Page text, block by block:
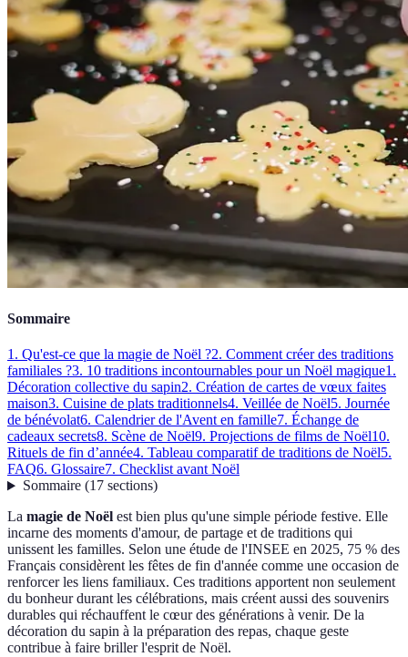
Sommaire
1. Qu'est-ce que la magie de Noël ?2. Comment créer des traditions
familiales ?3. 10 traditions incontournables pour un Noël magique1.
Décoration collective du sapin2. Création de cartes de vœux faites
maison3. Cuisine de plats traditionnels4. Veillée de Noël5. Journée
de bénévolat6. Calendrier de l'Avent en famille7. Échange de
cadeaux secrets8. Scène de Noël9. Projections de films de Noël10.
Rituels de fin d’année4. Tableau comparatif de traditions de Noël5.
FAQ6. Glossaire7. Checklist avant Noël
Sommaire(17 sections)
La magie de Noël est bien plus qu'une simple période festive. Elle
incarne des moments d'amour, de partage et de traditions qui
unissent les familles. Selon une étude de l'INSEE en 2025, 75 % des
Français considèrent les fêtes de fin d'année comme une occasion de
renforcer les liens familiaux. Ces traditions apportent non seulement
du bonheur durant les célébrations, mais créent aussi des souvenirs
durables qui réchauffent le cœur des générations à venir. De la
décoration du sapin à la préparation des repas, chaque geste
contribue à faire briller l'esprit de Noël.